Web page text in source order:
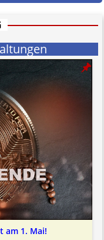
am 1. Mai!